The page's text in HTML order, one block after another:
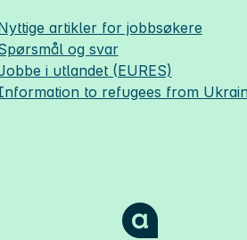
artikler for jobbsøkere
og svar
i utlandet (EURES)
to refugees from